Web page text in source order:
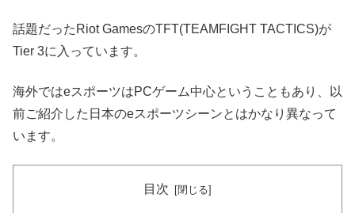
話題だったRiot GamesのTFT(TEAMFIGHT TACTICS)が
Tier 3に入っています。
海外ではeスポーツはPCゲーム中心ということもあり、以
前ご紹介した日本のeスポーツシーンとはかなり異なって
います。
目次